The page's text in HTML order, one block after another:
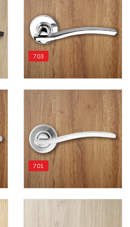
703
701